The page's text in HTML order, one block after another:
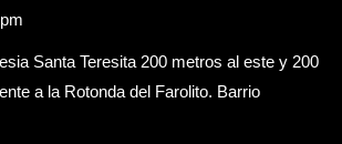
Santa Teresita 200 metros al este y 200
a la Rotonda del Farolito. Barrio